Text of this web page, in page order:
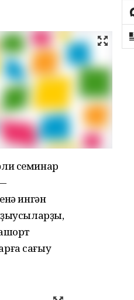
семинар
ингән
сағыу